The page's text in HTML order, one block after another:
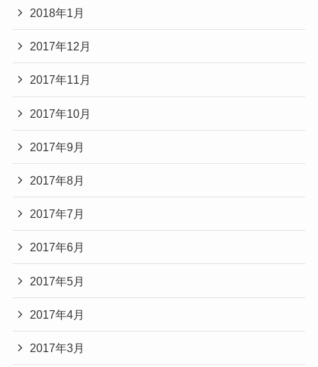
2018年1月
2017年12月
2017年11月
2017年10月
2017年9月
2017年8月
2017年7月
2017年6月
2017年5月
2017年4月
2017年3月